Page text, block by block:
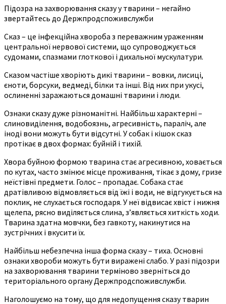
Підозра на захворювання сказу у тварини – негайно
звертайтесь до Держпродспоживслужби
Сказ – це інфекційна хвороба з переважним ураженням
центральної нервової системи, що супроводжується
судомами, спазмами глоткової і дихальної мускулатури.
Сказом частіше хворіють дикі тварини – вовки, лисиці,
єноти, борсуки, ведмеді, білки та інші. Від них при укусі,
ослиненні заражаються домашні тварини і люди.
Ознаки сказу дуже різноманітні. Найбільш характерні –
слиновиділення, водобоязнь, агресивність, параліч, але
іноді вони можуть бути відсутні. У собак і кішок сказ
протікає в двох формах: буйній і тихій.
Хвора буйною формою тварина стає агресивною, ховається
по кутах, часто змінює місце проживання, тікає з дому, гризе
неїстівні предмети. Голос – пропадає. Собака стає
дратівливою відмовляється від їжі і води, не відгукується на
поклик, не слухається господаря. У неї відвисає хвіст і нижня
щелепа, рясно виділяється слина, з’являється хиткість ходи.
Тварина здатна мовчки, без гавкоту, накинутися на
зустрічних і вкусити їх.
Найбільш небезпечна інша форма сказу – тиха. Основні
ознаки хвороби можуть бути виражені слабо. У разі підозри
на захворювання тварини терміново зверніться до
територіального органу Держпродспоживслужби.
Наголошуємо на тому, що для недопущення сказу тварин